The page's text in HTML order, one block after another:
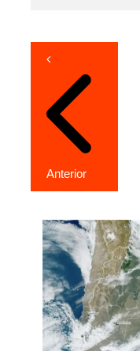
Navegação
Post
Anterior